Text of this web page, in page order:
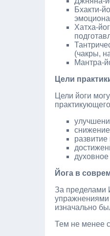
(чакры,
Цели
Цели йоги
Йога в
За пределами
упражнениями
изначально
Тем не менее